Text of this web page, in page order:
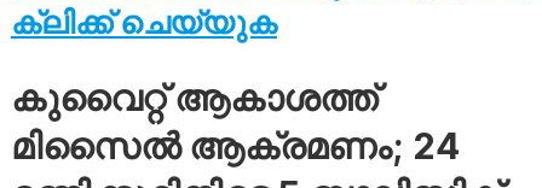
ക്ലിക്ക് ചെയ്യുക
കുവൈറ്റ് ആകാശത്ത്
മിസൈൽ ആക്രമണം; 24